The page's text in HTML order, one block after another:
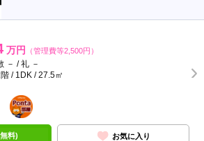
万円 （管理費等2,500円）
－ / 礼 －
/ 1DK / 27.5㎡
ポンタ
部屋
料) お気に入り